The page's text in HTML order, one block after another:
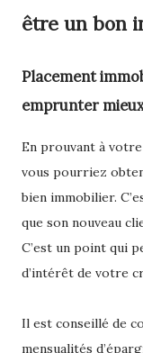
être un bon
Placement
emprunter
En prouvant à votre
vous pourriez
bien immobilier.
que son nouveau
C’est un point qui
d’intérêt de votre
Il est conseillé de
mensualités